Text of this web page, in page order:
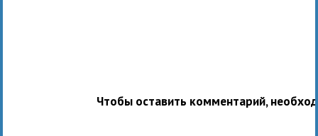
Чтобы оставить комментарий,